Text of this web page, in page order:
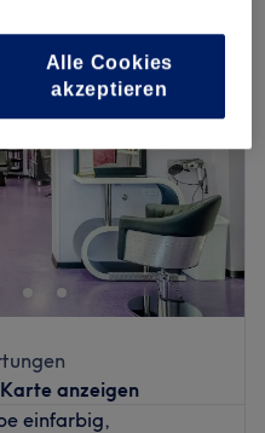
anzeigen
einfarbig,
Alle Cookies
akzeptieren